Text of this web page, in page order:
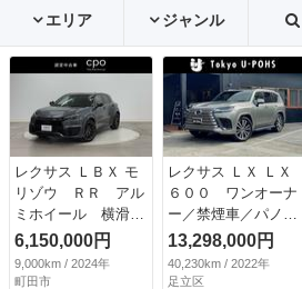
エリア ジャンル
レクサス ＬＢＸ モ
リゾウ ＲＲ アル
ミホイール 横滑り
防止装置 追従式ク
ルコン ＡＷＤ ナ
ビＴＶ ＬＥＤヘッ
6,150,000円
9,000km / 2024年
町田市
レクサス ＬＸ ＬＸ
６００ ワンオーナ
ー／禁煙車／パノラ
マルーフ／純正２２
インチＡＷ／マーク
レビンソン／クール
13,298,000円
40,230km / 2022年
足立区